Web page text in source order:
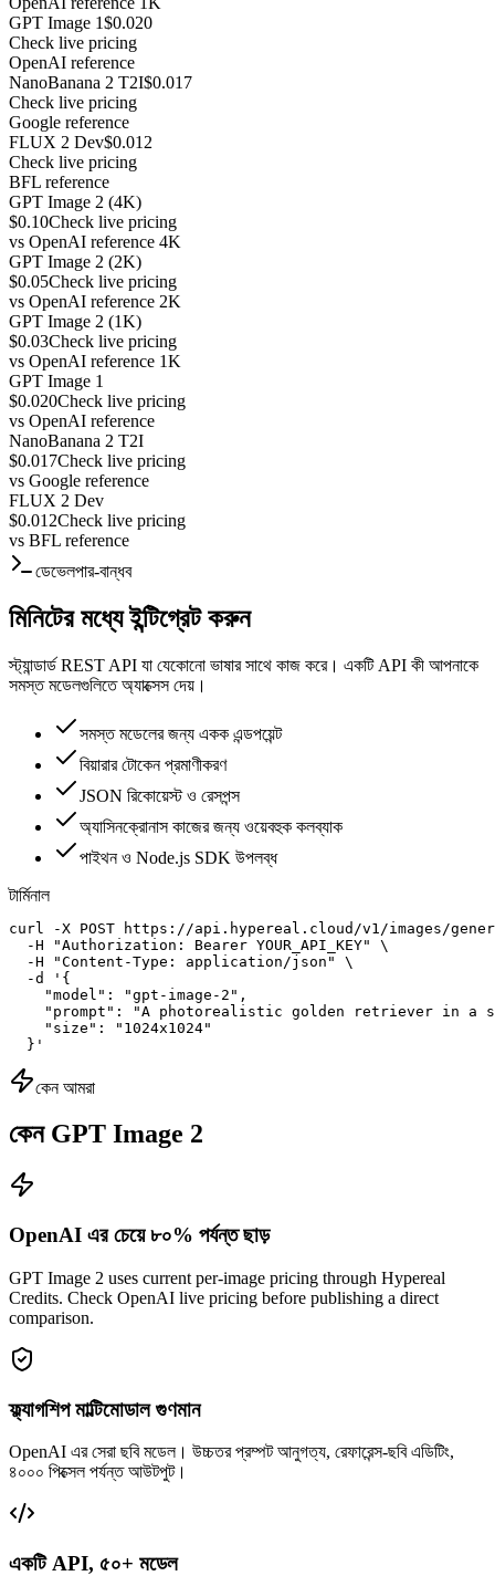
GPT Image 1$0.020
Check live pricing
OpenAI reference
NanoBanana 2 T2I$0.017
Check live pricing
Google reference
FLUX 2 Dev$0.012
Check live pricing
BFL reference
GPT Image 2 (4K)
$0.10Check live pricing
vs OpenAI reference 4K
GPT Image 2 (2K)
$0.05Check live pricing
vs OpenAI reference 2K
GPT Image 2 (1K)
$0.03Check live pricing
vs OpenAI reference 1K
GPT Image 1
$0.020Check live pricing
vs OpenAI reference
NanoBanana 2 T2I
$0.017Check live pricing
vs Google reference
FLUX 2 Dev
$0.012Check live pricing
vs BFL reference
ডেভেলপার-বান্ধব
মিনিটের মধ্যে ইন্টিগ্রেট করুন
স্ট্যান্ডার্ড REST API যা যেকোনো ভাষার সাথে কাজ করে। একটি API কী আপনাকে
সমস্ত মডেলগুলিতে অ্যাক্সেস দেয়।
সমস্ত মডেলের জন্য একক এন্ডপয়েন্ট
বিয়ারার টোকেন প্রমাণীকরণ
JSON রিকোয়েস্ট ও রেসপন্স
অ্যাসিনক্রোনাস কাজের জন্য ওয়েবহুক কলব্যাক
পাইথন ও Node.js SDK উপলব্ধ
টার্মিনাল
curl -X POST https://api.hypereal.cloud/v1/images/
  -H "Authorization: Bearer YOUR_API_KEY" \
  -H "Content-Type: application/json" \
  -d '{
    "model": "gpt-image-2",
"prompt": "A photorealistic golden retriever in a
    "size": "1024x1024"
  }'
কেন আমরা
কেন GPT Image 2
OpenAI এর চেয়ে ৮০% পর্যন্ত ছাড়
GPT Image 2 uses current per-image pricing through Hypereal
Credits. Check OpenAI live pricing before publishing a direct
comparison.
ফ্ল্যাগশিপ মাল্টিমোডাল গুণমান
OpenAI এর সেরা ছবি মডেল। উচ্চতর প্রম্পট আনুগত্য, রেফারেন্স-ছবি এডিটিং,
৪০০০ পিক্সেল পর্যন্ত আউটপুট।
একটি API, ৫০+ মডেল